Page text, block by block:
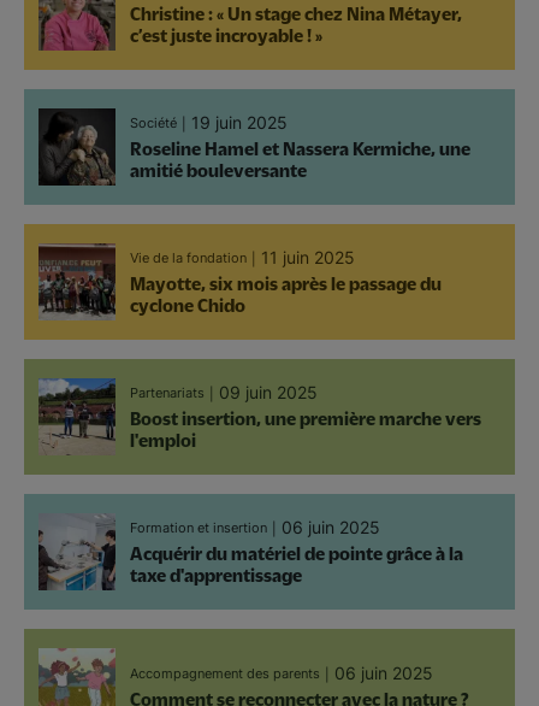
Christine : « Un stage chez Nina Métayer,
c’est juste incroyable ! »
Société 19 juin 2025
Roseline Hamel et Nassera Kermiche, une
amitié bouleversante
Vie de la fondation 11 juin 2025
Mayotte, six mois après le passage du
cyclone Chido
Partenariats 09 juin 2025
Boost insertion, une première marche vers
l'emploi
Formation et insertion 06 juin 2025
Acquérir du matériel de pointe grâce à la
taxe d'apprentissage
Accompagnement des parents 06 juin 2025
Comment se reconnecter avec la nature ?